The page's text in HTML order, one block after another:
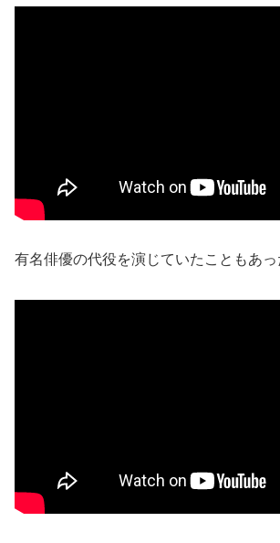
有名俳優の代役を演じていたこともあっ